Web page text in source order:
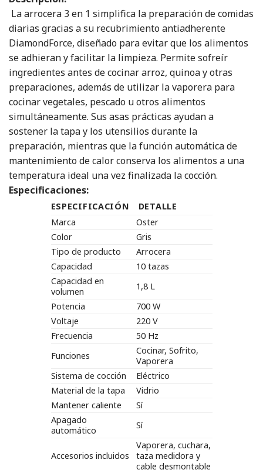
La arrocera 3 en 1 simplifica la preparación de comidas
diarias gracias a su recubrimiento antiadherente
DiamondForce, diseñado para evitar que los alimentos
se adhieran y facilitar la limpieza. Permite sofreír
ingredientes antes de cocinar arroz, quinoa y otras
preparaciones, además de utilizar la vaporera para
cocinar vegetales, pescado u otros alimentos
simultáneamente. Sus asas prácticas ayudan a
sostener la tapa y los utensilios durante la
preparación, mientras que la función automática de
mantenimiento de calor conserva los alimentos a una
temperatura ideal una vez finalizada la cocción.
Especificaciones:
ESPECIFICACIÓN
DETALLE
Marca
Oster
Color
Gris
Tipo de producto
Arrocera
Capacidad
10 tazas
Capacidad en
volumen
1,8 L
Potencia
700 W
Voltaje
220 V
Frecuencia
50 Hz
Funciones
Cocinar, Sofrito,
Vaporera
Sistema de cocción
Eléctrico
Material de la tapa
Vidrio
Mantener caliente
Sí
Apagado
automático
Sí
Accesorios incluidos
Vaporera, cuchara,
taza medidora y
cable desmontable